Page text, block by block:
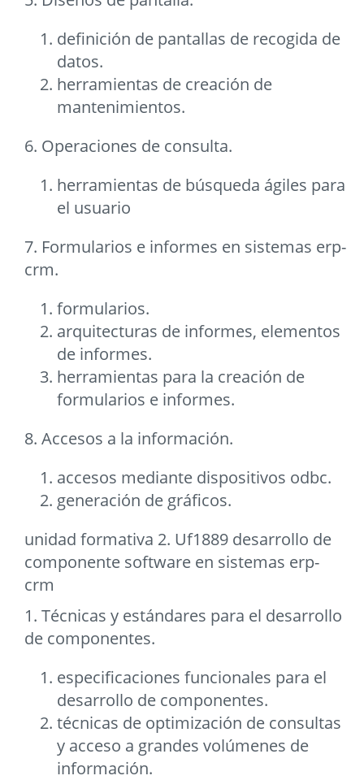
definición de pantallas de recogida de
datos.
herramientas de creación de
mantenimientos.
6. Operaciones de consulta.
herramientas de búsqueda ágiles para
el usuario
7. Formularios e informes en sistemas erp-
crm.
formularios.
arquitecturas de informes, elementos
de informes.
herramientas para la creación de
formularios e informes.
8. Accesos a la información.
accesos mediante dispositivos odbc.
generación de gráficos.
unidad formativa 2. Uf1889 desarrollo de
componente software en sistemas erp-
crm
1. Técnicas y estándares para el desarrollo
de componentes.
especificaciones funcionales para el
desarrollo de componentes.
técnicas de optimización de consultas
y acceso a grandes volúmenes de
información.